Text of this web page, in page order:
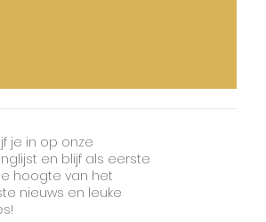
je in op onze
en blijf als eerste
hoogte van het
nieuws en leuke